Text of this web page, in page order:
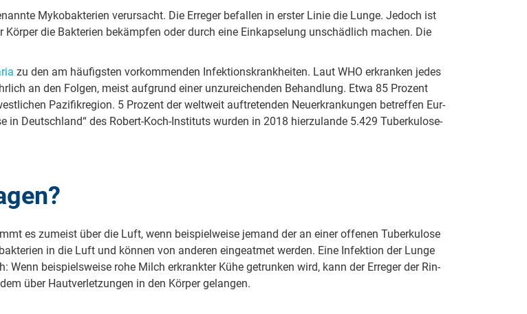
My­ko­bak­te­ri­en ver­ur­sacht. Die Er­re­ger be­fal­len in erster Linie die Lunge. Jedoch ist
die Bak­te­ri­en be­kämp­fen oder durch eine Ein­kap­se­lung un­schäd­lich machen. Die
zu den am häu­figs­ten vor­kom­men­den In­fek­ti­ons­krank­hei­ten. Laut WHO er­kran­ken jedes
an den Folgen, meist aufgrund einer un­zu­rei­chen­den Be­hand­lung. Etwa 85 Prozent
Pa­zi­fi­kre­gi­on. 5 Prozent der weltweit auf­tre­ten­den Neu­er­kran­kun­gen be­tref­fen Eu­r­
in Deut­sch­land“ des Robert-Koch-In­sti­tuts wurden in 2018 hier­zu­lan­de 5.429 Tu­ber­ku­lo­se­
es zumeist über die Luft, wenn bei­spiel­wei­se jemand der an einer of­fe­nen Tu­ber­ku­lo­se
in die Luft und können von an­de­ren ein­ge­at­met werden. Eine In­fek­ti­on der Lunge
bei­spiels­wei­se rohe Milch er­krank­ter Kühe ge­trun­ken wird, kann der Er­re­ger der Rin­
über Haut­ver­let­zun­gen in den Körper ge­lan­gen.